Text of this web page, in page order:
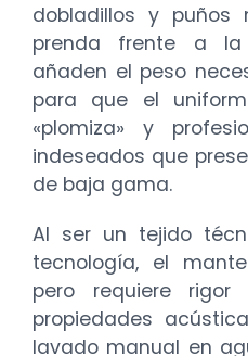
dobladillos y puños
prenda frente a
añaden el peso
para que el
«plomiza» y
indeseados que
de baja gama.
Al ser un tejido
tecnología, el
pero requiere rigor
propiedades
lavado manual en